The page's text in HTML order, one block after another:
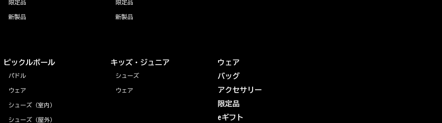
限定品
新製品
限定品
新製品
ピックルボール
パドル
ウェア
シューズ（室内）
シューズ（屋外）
キッズ・ジュニア
シューズ
ウェア
ウェア
バッグ
アクセサリー
限定品
eギフト